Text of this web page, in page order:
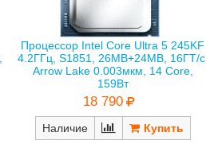
Процессор Intel Core Ultra 5 245KF
4.2ГГц, S1851, 26MB+24MB, 16ГТ/с,
Arrow Lake 0.003мкм, 14 Core,
159Вт
18 790
Наличие